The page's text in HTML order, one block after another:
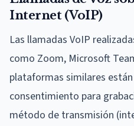
Internet (VoIP)
Las llamadas VoIP
como Zoom, Microsoft
plataformas similares
consentimiento para
método de transmisión